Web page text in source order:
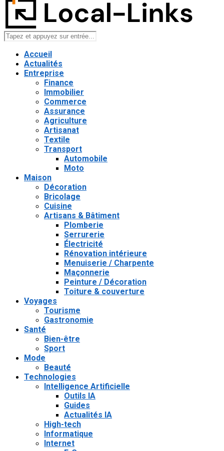
Accueil
Actualités
Entreprise
Finance
Immobilier
Commerce
Assurance
Agriculture
Artisanat
Textile
Transport
Automobile
Moto
Maison
Décoration
Bricolage
Cuisine
Artisans & Bâtiment
Plomberie
Serrurerie
Électricité
Rénovation intérieure
Menuiserie / Charpente
Maçonnerie
Peinture / Décoration
Toiture & couverture
Voyages
Tourisme
Gastronomie
Santé
Bien-être
Sport
Mode
Beauté
Technologies
Intelligence Artificielle
Outils IA
Guides
Actualités IA
High-tech
Informatique
Internet